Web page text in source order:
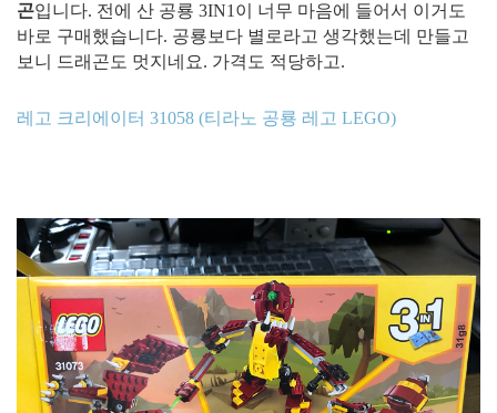
곤입니다. 전에 산 공룡 3IN1이 너무 마음에 들어서 이거도
바로 구매했습니다. 공룡보다 별로라고 생각했는데 만들고
보니 드래곤도 멋지네요. 가격도 적당하고.
레고 크리에이터 31058 (티라노 공룡 레고 LEGO)